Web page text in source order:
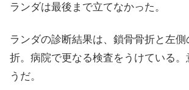
ランダは最後まで立てなかった。
ランダの診断結果は、鎖骨骨折と左
折。病院で更なる検査をうけている。
うだ。